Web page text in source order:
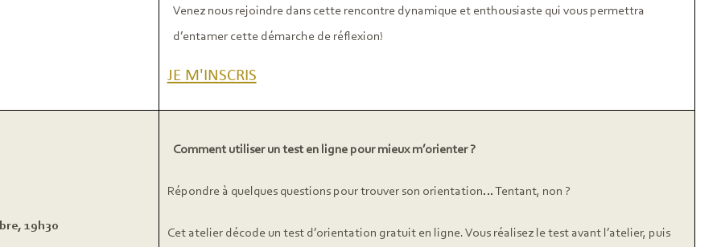
Venez nous rejoindre dans cette rencontre dynamique et enthousiaste qui vous permettra
d’entamer cette démarche de réflexion!
JE M'INSCRIS
19h30
Comment utiliser un test en ligne pour mieux m’orienter ?
Répondre à quelques questions pour trouver son orientation… Tentant, non ?
Cet atelier décode un test d’orientation gratuit en ligne. Vous réalisez le test avant l’atelier, puis